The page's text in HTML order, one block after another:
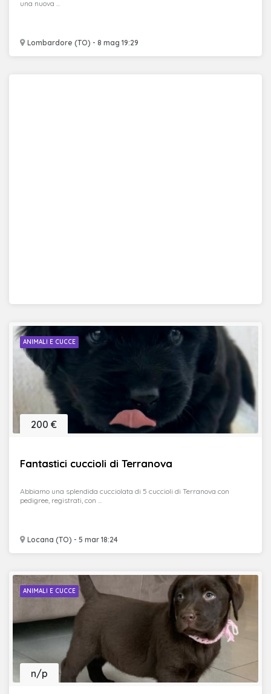
Lombardore (TO) - 8 mag 19:29
una nuova ...
ANIMALI E CUCCE
Fantastici cuccioli di Terranova
Locana (TO) - 5 mar 18:24
200 €
Abbiamo una splendida cucciolata di 5 cuccioli di Terranova con
pedigree, registrati, con ...
ANIMALI E CUCCE
n/p